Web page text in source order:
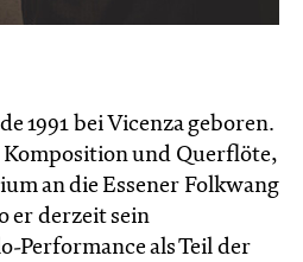
1991 bei Vicenza geboren.
und Querflöte,
an die Essener Folkwang
er derzeit sein
Performance als Teil der